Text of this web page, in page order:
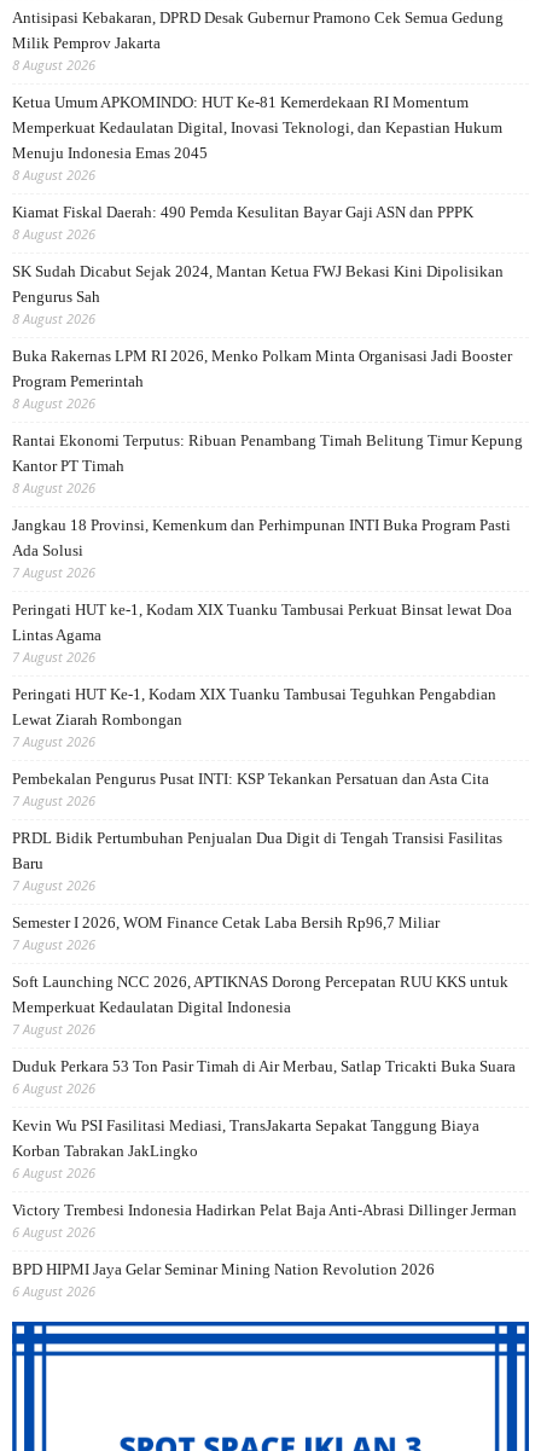
Antisipasi Kebakaran, DPRD Desak Gubernur Pramono Cek Semua Gedung
Milik Pemprov Jakarta
8 August 2026
Ketua Umum APKOMINDO: HUT Ke-81 Kemerdekaan RI Momentum
Memperkuat Kedaulatan Digital, Inovasi Teknologi, dan Kepastian Hukum
Menuju Indonesia Emas 2045
8 August 2026
Kiamat Fiskal Daerah: 490 Pemda Kesulitan Bayar Gaji ASN dan PPPK
8 August 2026
SK Sudah Dicabut Sejak 2024, Mantan Ketua FWJ Bekasi Kini Dipolisikan
Pengurus Sah
8 August 2026
Buka Rakernas LPM RI 2026, Menko Polkam Minta Organisasi Jadi Booster
Program Pemerintah
8 August 2026
Rantai Ekonomi Terputus: Ribuan Penambang Timah Belitung Timur Kepung
Kantor PT Timah
8 August 2026
Jangkau 18 Provinsi, Kemenkum dan Perhimpunan INTI Buka Program Pasti
Ada Solusi
7 August 2026
Peringati HUT ke-1, Kodam XIX Tuanku Tambusai Perkuat Binsat lewat Doa
Lintas Agama
7 August 2026
Peringati HUT Ke-1, Kodam XIX Tuanku Tambusai Teguhkan Pengabdian
Lewat Ziarah Rombongan
7 August 2026
Pembekalan Pengurus Pusat INTI: KSP Tekankan Persatuan dan Asta Cita
7 August 2026
PRDL Bidik Pertumbuhan Penjualan Dua Digit di Tengah Transisi Fasilitas
Baru
7 August 2026
Semester I 2026, WOM Finance Cetak Laba Bersih Rp96,7 Miliar
7 August 2026
Soft Launching NCC 2026, APTIKNAS Dorong Percepatan RUU KKS untuk
Memperkuat Kedaulatan Digital Indonesia
7 August 2026
Duduk Perkara 53 Ton Pasir Timah di Air Merbau, Satlap Tricakti Buka Suara
6 August 2026
Kevin Wu PSI Fasilitasi Mediasi, TransJakarta Sepakat Tanggung Biaya
Korban Tabrakan JakLingko
6 August 2026
Victory Trembesi Indonesia Hadirkan Pelat Baja Anti-Abrasi Dillinger Jerman
6 August 2026
BPD HIPMI Jaya Gelar Seminar Mining Nation Revolution 2026
6 August 2026